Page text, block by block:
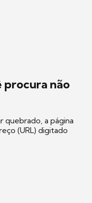
procura não
quebrado, a página
(URL) digitado